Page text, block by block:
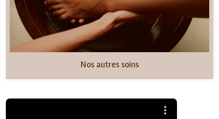
Nos autres soins